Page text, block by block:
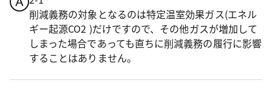
削減義務の対象となるのは特定温室効果ガス(エネル
ギー起源CO2 )だけですので、その他ガスが増加して
しまった場合であっても直ちに削減義務の履行に影響
することはありません。